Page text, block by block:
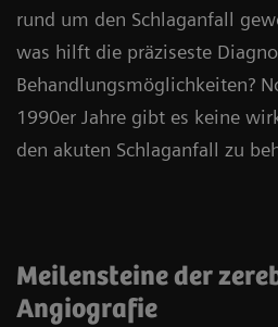
rund um den Schlaganfall
was hilft die präziseste
Behandlungsmöglichkeiten?
1990er Jahre gibt es keine
den akuten Schlaganfall zu
Meilensteine der
Angiografie